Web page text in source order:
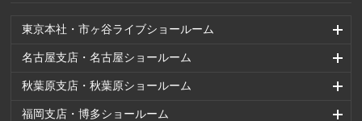
東京本社・市ヶ谷ライブショールーム
名古屋支店・名古屋ショールーム
秋葉原支店・秋葉原ショールーム
福岡支店・博多ショールーム